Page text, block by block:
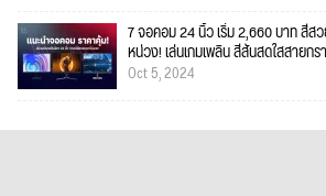
7 จอคอม 24 นิ้ว เริ่ม 2,660 บาท สีส
หน่วง! เล่นเกมเพลิน สีสันสดใสสายก
Oct 5, 2024